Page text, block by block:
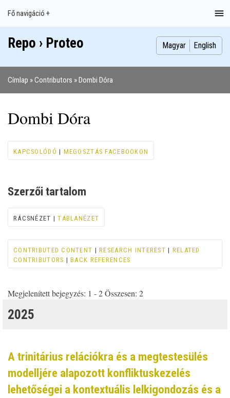
Main
navigation
Fő navigáció +
Index
Publikációk
Szakdolgozatok
Képek
Szerzők
Repo › Proteo Magyar English
Címlap Contributors Dombi Dóra
Dombi Dóra
KAPCSOLÓDÓ | MEGOSZTÁS FACEBOOKON
Szerzői tartalom
RÁCSNÉZET |TÁBLANÉZET
CONTRIBUTED CONTENT |RESEARCH INTEREST | RELATED
CONTRIBUTORS |BACK REFERENCES
Megjelenített bejegyzés: 1 - 2 Összesen: 2
2025
A trinitárius relációkra és a megtestesülés
modelljére alapozott konfliktuskezelés
lehetőségei a kontextuális lelkigondozás és a